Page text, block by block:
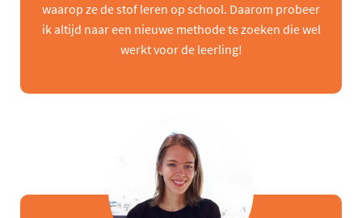
waarop ze de stof leren op school. Daarom probeer
ik altijd naar een nieuwe methode te zoeken die wel
werkt voor de leerling!